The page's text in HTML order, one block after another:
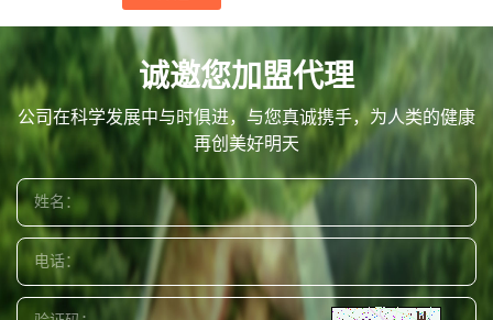
诚邀您加盟代理
公司在科学发展中与时俱进，与您真诚携手，为人类的健康
再创美好明天